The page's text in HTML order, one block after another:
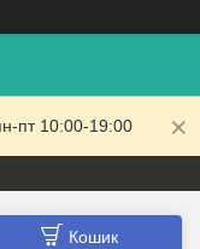
пт 10:00-19:00
Кошик